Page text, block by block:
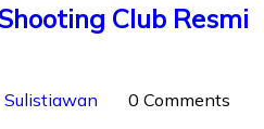
Club Resmi
Sulistiawan
0 Comments